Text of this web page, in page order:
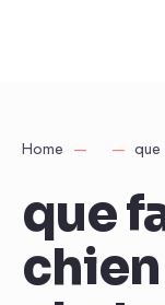
Home
que